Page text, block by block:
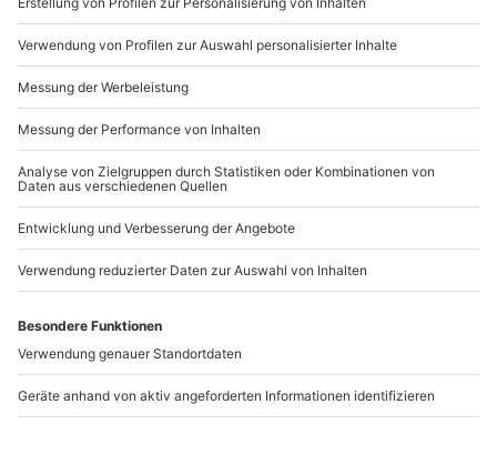
Zuschauer/Begleitperson am Start- oder
Landeplatz möglich
Zuschauer können auch dem Ballon-
Begleitfahrzeug hinterherfahren
Andere Produkte entdecken
Gin-Tasting
Regensburg
Regensburg